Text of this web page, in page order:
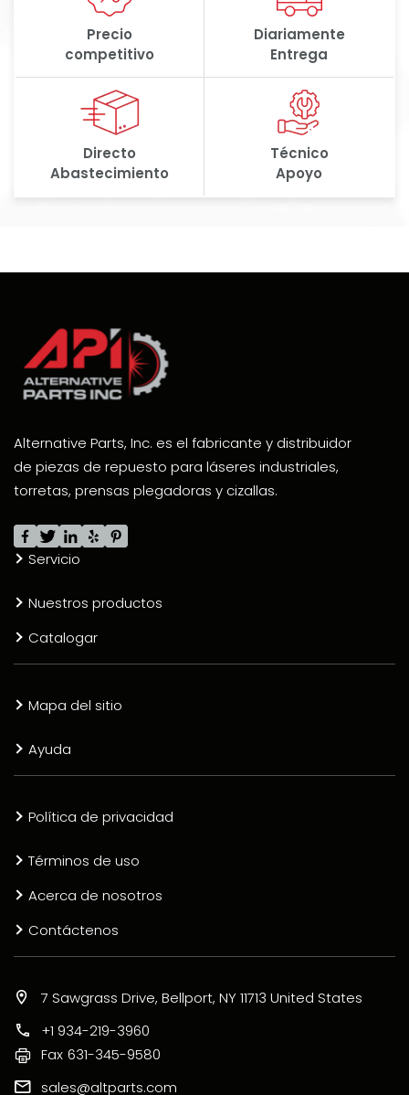
Precio
competitivo
Diariamente
Entrega
Directo
Abastecimiento
Técnico
Apoyo
Alternative Parts, Inc. es el fabricante y distribuidor
de piezas de repuesto para láseres industriales,
torretas, prensas plegadoras y cizallas.
Servicio
Nuestros productos
Catalogar
Mapa del sitio
Ayuda
Política de privacidad
Términos de uso
Acerca de nosotros
Contáctenos
7 Sawgrass Drive, Bellport, NY 11713 United States
+1 934-219-3960
Fax 631-345-9580
sales@altparts.com